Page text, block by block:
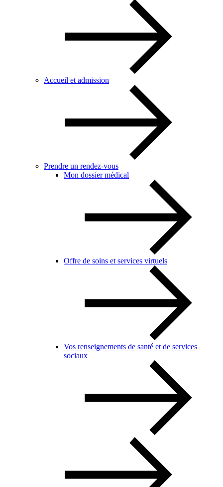
Accueil et admission
Prendre un rendez-vous
Mon dossier médical
Offre de soins et services virtuels
Vos renseignements de santé et de services
sociaux